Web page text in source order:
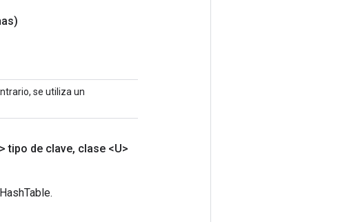
se utiliza un
tipo de clave, clase <U>